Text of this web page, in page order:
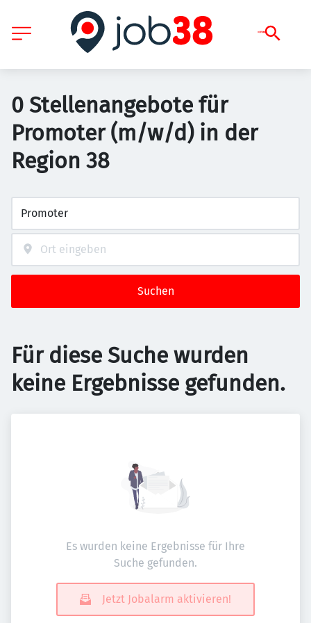
0 Stellenangebote für
Promoter (m/w/d) in der
Region 38
Suchen
Für diese Suche wurden
keine Ergebnisse gefunden.
Es wurden keine Ergebnisse für Ihre
Suche gefunden.
Jetzt Jobalarm aktivieren!